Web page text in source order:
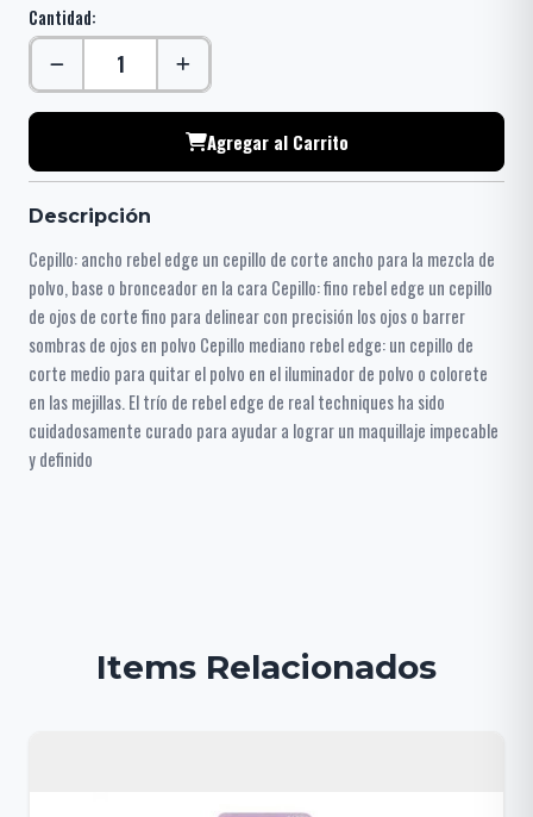
Cantidad:
Agregar al Carrito
Descripción
Cepillo: ancho rebel edge un cepillo de corte ancho para la mezcla de
polvo, base o bronceador en la cara Cepillo: fino rebel edge un cepillo
de ojos de corte fino para delinear con precisión los ojos o barrer
sombras de ojos en polvo Cepillo mediano rebel edge: un cepillo de
corte medio para quitar el polvo en el iluminador de polvo o colorete
en las mejillas. El trío de rebel edge de real techniques ha sido
cuidadosamente curado para ayudar a lograr un maquillaje impecable
y definido
Items Relacionados